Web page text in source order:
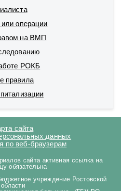
операции
на ВМП
РОКБ
правила
сайта
данных
по веб-браузерам
сайта активная ссылка на
обязательна
учреждение Ростовской
области